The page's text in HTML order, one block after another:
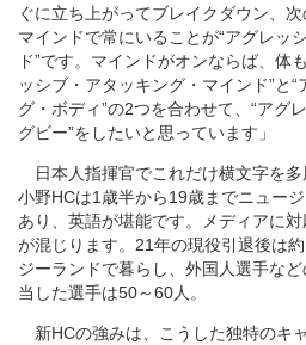
ぐに立ち上がってブレイクダウン、
マインドで常にいることが“アグレッ
ド”です。マインドがオンならば、体
ッシブ・アタッキング・マインド”と
グ・ボディ”の2つを合わせて、“アグ
グビー”をしたいと思っています」
日本人指揮官でこれだけ横文字を多
小野HCは1歳半から19歳までニュー
あり、英語が堪能です。メディアに
が混じります。21年の現役引退後は
ジーランドで暮らし、外国人選手な
当した選手は50～60人。
新HCの強みは、こうした独特のキ